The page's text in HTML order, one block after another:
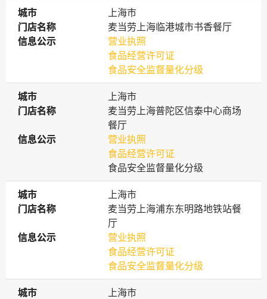
城市
城市
上海市
门店名称
门店名称
麦当劳上海临港城市书香餐厅
信息公示
信息公示
营业执照
食品经营许可证
食品安全监督量化分级
城市
城市
上海市
门店名称
门店名称
麦当劳上海普陀区信泰中心商场
餐厅
信息公示
信息公示
营业执照
食品经营许可证
食品安全监督量化分级
城市
城市
上海市
门店名称
门店名称
麦当劳上海浦东东明路地铁站餐
厅
信息公示
信息公示
营业执照
食品经营许可证
食品安全监督量化分级
城市
城市
上海市